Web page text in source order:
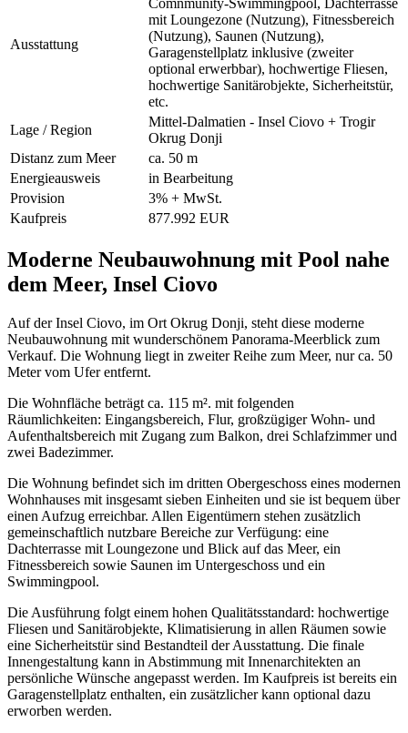
Ausstattung
Comnmunity-Swimmingpool, Dachterrasse
mit Loungezone (Nutzung), Fitnessbereich
(Nutzung), Saunen (Nutzung),
Garagenstellplatz inklusive (zweiter
optional erwerbbar), hochwertige Fliesen,
hochwertige Sanitärobjekte, Sicherheitstür,
etc.
Lage / Region
Mittel-Dalmatien - Insel Ciovo + Trogir
Okrug Donji
Distanz zum Meer
ca. 50 m
Energieausweis
in Bearbeitung
Provision
3% + MwSt.
Kaufpreis
877.992 EUR
Moderne Neubauwohnung mit Pool nahe
dem Meer, Insel Ciovo
Auf der Insel Ciovo, im Ort Okrug Donji, steht diese moderne
Neubauwohnung mit wunderschönem Panorama-Meerblick zum
Verkauf. Die Wohnung liegt in zweiter Reihe zum Meer, nur ca. 50
Meter vom Ufer entfernt.
Die Wohnfläche beträgt ca. 115 m². mit folgenden
Räumlichkeiten: Eingangsbereich, Flur, großzügiger Wohn- und
Aufenthaltsbereich mit Zugang zum Balkon, drei Schlafzimmer und
zwei Badezimmer.
Die Wohnung befindet sich im dritten Obergeschoss eines modernen
Wohnhauses mit insgesamt sieben Einheiten und sie ist bequem über
einen Aufzug erreichbar. Allen Eigentümern stehen zusätzlich
gemeinschaftlich nutzbare Bereiche zur Verfügung: eine
Dachterrasse mit Loungezone und Blick auf das Meer, ein
Fitnessbereich sowie Saunen im Untergeschoss und ein
Swimmingpool.
Die Ausführung folgt einem hohen Qualitätsstandard: hochwertige
Fliesen und Sanitärobjekte, Klimatisierung in allen Räumen sowie
eine Sicherheitstür sind Bestandteil der Ausstattung. Die finale
Innengestaltung kann in Abstimmung mit Innenarchitekten an
persönliche Wünsche angepasst werden. Im Kaufpreis ist bereits ein
Garagenstellplatz enthalten, ein zusätzlicher kann optional dazu
erworben werden.